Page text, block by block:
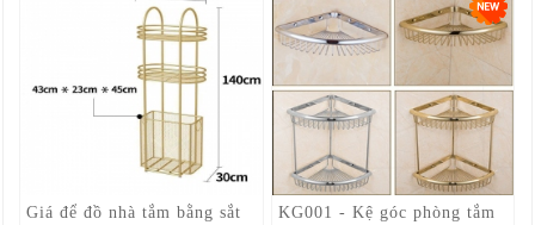
Giá để đồ nhà tắm bằng sắt
KG001 - Kệ góc phòng tắm